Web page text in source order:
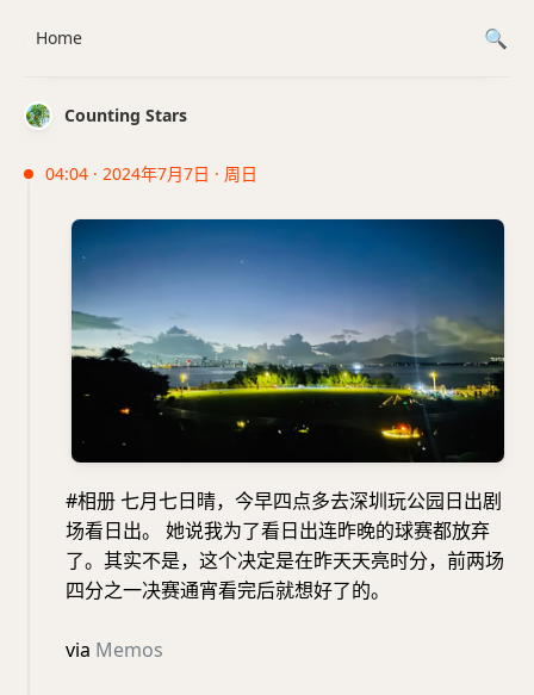
Counting Stars
04:04 · 2024年7月7日 · 周日
#相册 七月七日晴，今早四点多去深圳玩公园日出剧
场看日出。 她说我为了看日出连昨晚的球赛都放弃
了。其实不是，这个决定是在昨天天亮时分，前两场
四分之一决赛通宵看完后就想好了的。
via Memos
Home